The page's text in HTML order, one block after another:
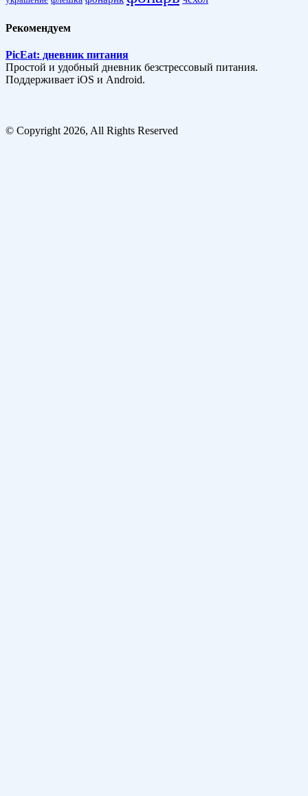
Рекомендуем
PicEat: дневник питания
Простой и удобный дневник безстрессовый питания.
Поддерживает iOS и Android.
© Copyright 2026, All Rights Reserved